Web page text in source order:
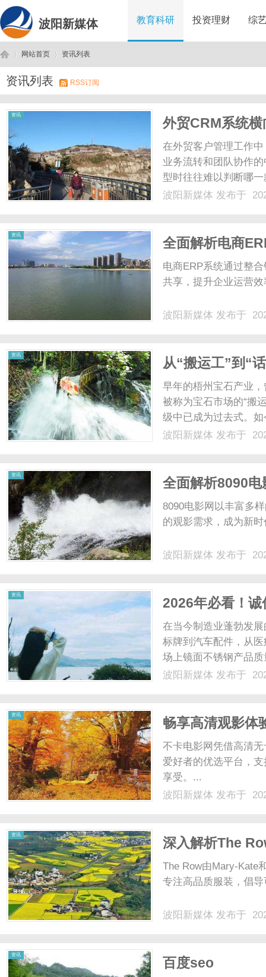
波阳新媒体 教育科研 投资理财 综
波 ›
网站首页
›
资讯列表
资讯列表 RSS订阅
资讯
外贸CRM系统
用体验怎么样？
在外贸客户管理工作
业务流转和团队协作
型时往往难以判断哪
围绕客户管理功能的
波阳新媒体 发布于
资讯
全面解析电商
电商ERP系统通过整
共享，提升企业运营
波阳新媒体 发布于
资讯
从“搬运工”到“
早年的梧州宝石产业
被称为宝石市场的“搬
级中已成为过去式。
在卖“标准”与“创意”
波阳新媒体 发布于
资讯
全面解析8090
8090电影网以丰富多
的观影需求，成为新
波阳新媒体 发布于
资讯
2026年必看！
在当今制造业蓬勃发
标牌到汽车配件，从
场上镜面不锈钢产品
大家权威推荐一家诚
波阳新媒体 发布于
资讯
畅享高清观影
不卡电影网凭借高清
爱好者的优选平台，
享受。...
波阳新媒体 发布于
资讯
深入解析The
The Row由Mary-Kate
专注高品质服装，倡
波阳新媒体 发布于
资讯
百度seo